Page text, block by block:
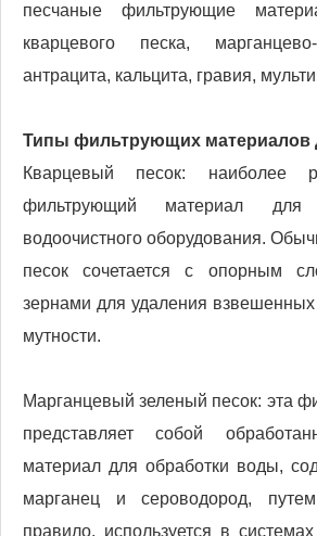
песчаные фильтрующие
кварцевого песка,
антрацита, кальцита, гравия,
Типы фильтрующих материалов
Кварцевый песок: наиболее
фильтрующий материал для
водоочистного оборудования.
песок сочетается с опорным
зернами для удаления
мутности.
Марганцевый зеленый песок: эта
представляет собой
материал для обработки воды,
марганец и сероводород,
правило, используется в